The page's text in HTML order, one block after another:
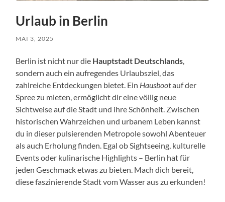
Urlaub in Berlin
MAI 3, 2025
Berlin ist nicht nur die Hauptstadt Deutschlands,
sondern auch ein aufregendes Urlaubsziel, das
zahlreiche Entdeckungen bietet. Ein Hausbootauf der
Spree zu mieten, ermöglicht dir eine völlig neue
Sichtweise auf die Stadt und ihre Schönheit. Zwischen
historischen Wahrzeichen und urbanem Leben kannst
du in dieser pulsierenden Metropole sowohl Abenteuer
als auch Erholung finden. Egal ob Sightseeing, kulturelle
Events oder kulinarische Highlights – Berlin hat für
jeden Geschmack etwas zu bieten. Mach dich bereit,
diese faszinierende Stadt vom Wasser aus zu erkunden!